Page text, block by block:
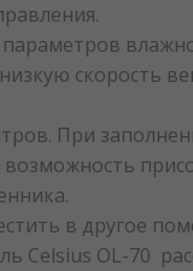
скорость
При
в другое
Сelsius OL-70